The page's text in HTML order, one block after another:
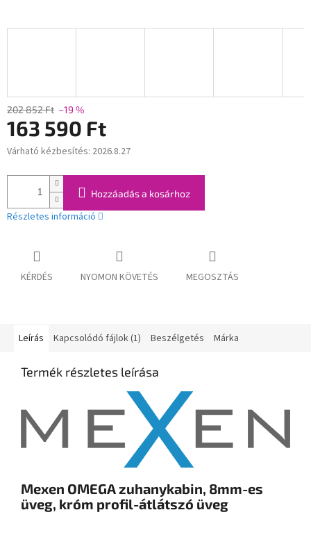
202 852 Ft –19 %
163 590 Ft
Egységár:
Várható kézbesítés: 2026.8.27
Hozzáadás a kosárhoz
Részletes információ
KÉRDÉS NYOMON KÖVETÉS MEGOSZTÁS
Leírás Kapcsolódó fájlok (1) Beszélgetés Márka
Termék részletes leírása
Mexen OMEGA zuhanykabin, 8mm-es
üveg, króm profil-átlátszó üveg